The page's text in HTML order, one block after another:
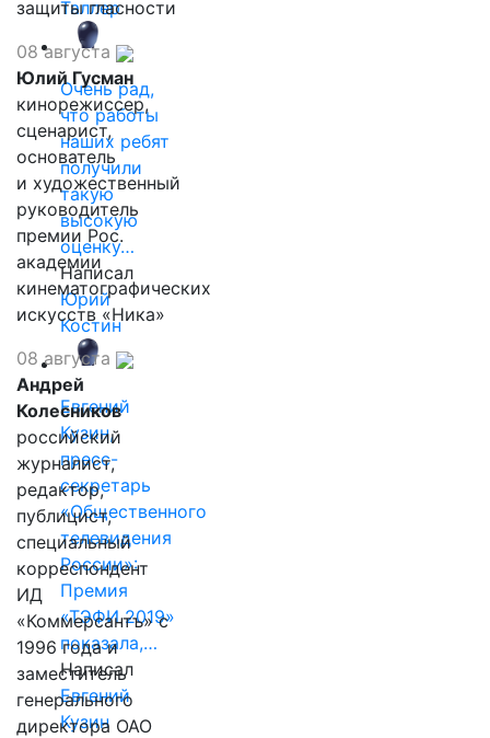
Таллер
Очень рад,
что работы
наших ребят
получили
такую
высокую
оценку…
Написал
Юрий
Костин
Евгений
Кузин,
пресс-
секретарь
«Общественного
телевидения
России»:
Премия
«ТЭФИ 2019»
показала,…
Написал
Евгений
Кузин
защиты гласности
08 августа
Юлий Гусман
кинорежиссер,
сценарист,
основатель
и художественный
руководитель
премии Рос.
академии
кинематографических
искусств «Ника»
08 августа
Андрей
Колесников
российский
журналист,
редактор,
публицист,
специальный
корреспондент
ИД
«Коммерсантъ» с
1996 года и
заместитель
генерального
директора ОАО